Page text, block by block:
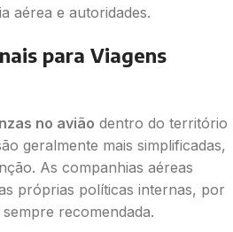
aérea e autoridades.
para Viagens
no avião dentro do território
geralmente mais simplificadas,
As companhias aéreas
próprias políticas internas, por
recomendada.